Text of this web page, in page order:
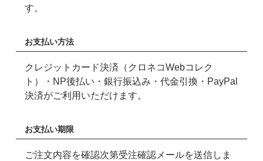
す。
お支払い方法
クレジットカード決済（クロネコWebコレク
ト）・NP後払い・銀行振込み・代金引換・PayPal
決済がご利用いただけます。
お支払い期限
ご注文内容を確認次第受注確認メールを送信しま